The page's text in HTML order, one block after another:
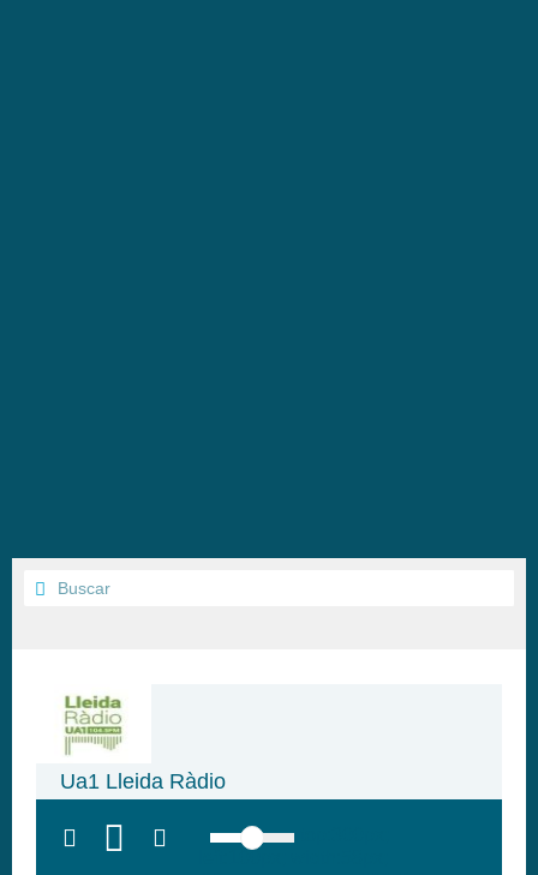
Ua1 Lleida Ràdio